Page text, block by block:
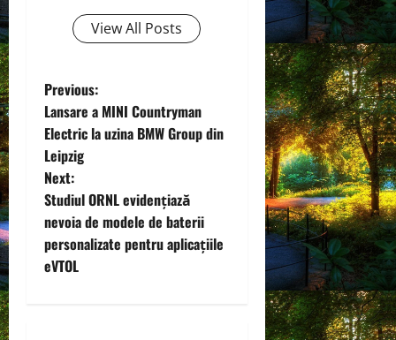
View All Posts
P
o
s
t
n
a
Previous:
Lansare a MINI Countryman
Electric la uzina BMW Group din
Leipzig
Next:
Studiul ORNL evidențiază
nevoia de modele de baterii
personalizate pentru aplicațiile
eVTOL